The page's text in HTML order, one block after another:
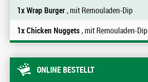
1x Wrap Burger, mit Remouladen-Dip
1x Chicken Nuggets, mit Remouladen-Dip
ONLINE BESTELLT